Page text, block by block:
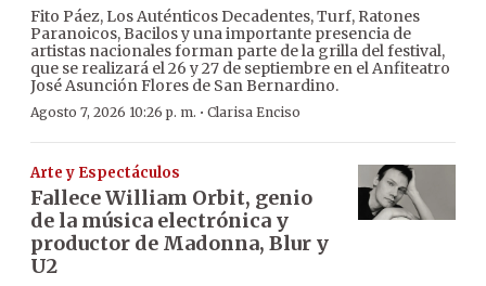
Fito Páez, Los Auténticos Decadentes, Turf, Ratones
Paranoicos, Bacilos y una importante presencia de
artistas nacionales forman parte de la grilla del festival,
que se realizará el 26 y 27 de septiembre en el Anfiteatro
José Asunción Flores de San Bernardino.
Agosto 7, 2026 10:26 p. m. · Clarisa Enciso
Arte y Espectáculos
Fallece William Orbit, genio
de la música electrónica y
productor de Madonna, Blur y
U2